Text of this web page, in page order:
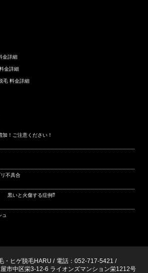
金詳細
金詳細
毛 料金詳細
！ご注意ください！
不具合
黒いと火傷する症例⁉
・ヒゲ脱毛HARU / 電話：052-717-5421 /
市中区栄3-12-6 ライオンズマンション栄1212号